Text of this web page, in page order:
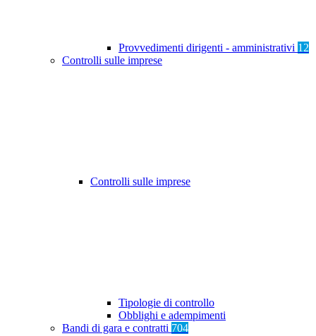
Provvedimenti dirigenti - amministrativi 12
Controlli sulle imprese
Controlli sulle imprese
Tipologie di controllo
Obblighi e adempimenti
Bandi di gara e contratti 704